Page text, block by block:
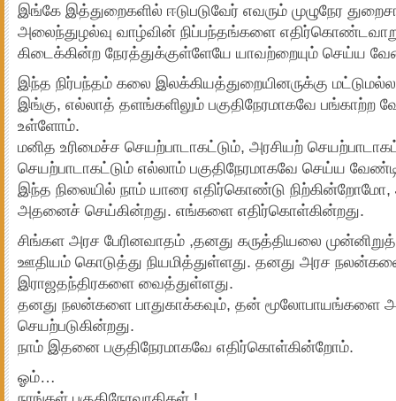
இங்கே இத்துறைகளில் ஈடுபடுவேர் எவரும் முழுநேர
அலைந்துழல்வு வாழ்வின் நிப்பந்தங்களை
கிடைக்கின்ற நேரத்துக்குள்ளேயே யாவற்றையும் செய்ய
இந்த நிர்பந்தம் கலை இலக்கியத்துறையினருக்கு
இங்கு, எல்லாத் தளங்களிலும் பகுதிநேரமாகவே பங்காற்ற
உள்ளோம்.
மனித உரிமைச்ச செயற்பாடாகட்டும், அரசியற்
செயற்பாடாகட்டும் எல்லாம் பகுதிநேரமாகவே செய்ய
இந்த நிலையில் நாம் யாரை எதிர்கொண்டு நிற்கின்றோமோ,
அதனைச் செய்கின்றது. எங்களை எதிர்கொள்கின்றது.
சிங்கள அரச பேரினவாதம் ,தனது கருத்தியலை
ஊதியம் கொடுத்து நியமித்துள்ளது. தனது அரச
இராஜதந்திரகளை வைத்துள்ளது.
தனது நலன்களை பாதுகாக்கவும், தன் மூலோபாயங்களை
செயற்படுகின்றது.
நாம் இதனை பகுதிநேரமாகவே எதிர்கொள்கின்றோம்.
ஓம்…